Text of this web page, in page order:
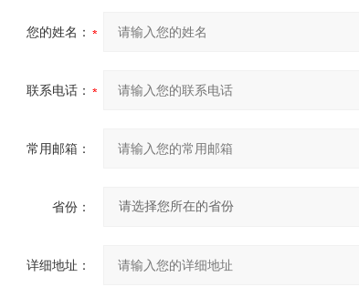
您的姓名：
联系电话：
常用邮箱：
省份：
详细地址：